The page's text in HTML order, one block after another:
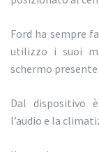
Ford ha sempre
utilizzo i suoi
schermo
Dal dispositivo
l’audio e la